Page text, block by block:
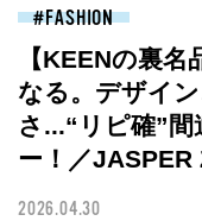
FASHION
【KEENの裏
なる。デザイ
さ...“リピ確”
ー！／JASPER
2026.04.30